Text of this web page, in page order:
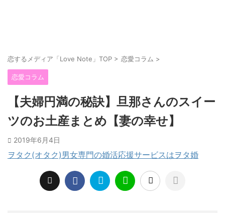
恋するメディア「Love Note」TOP > 恋愛コラム >
恋愛コラム
【夫婦円満の秘訣】旦那さんのスイー
ツのお土産まとめ【妻の幸せ】
2019年6月4日
ヲタク(オタク)男女専門の婚活応援サービスはヲタ婚